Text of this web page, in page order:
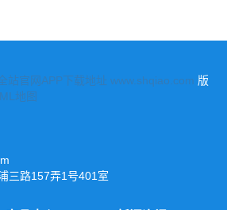
站官网APP下载地址 www.shqiao.com 版
地图
三路157弄1号401室